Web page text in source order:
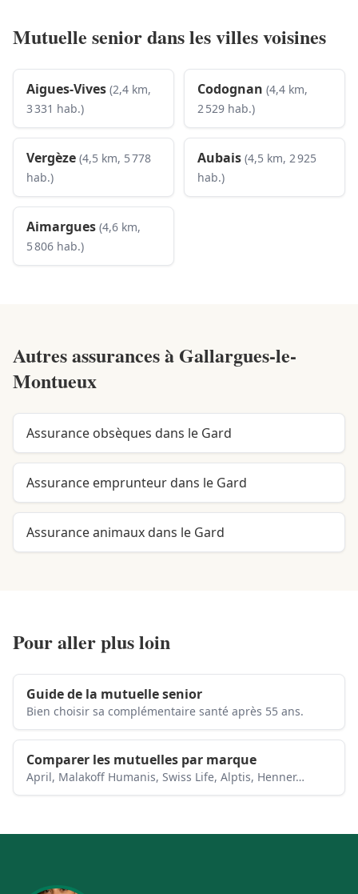
Mutuelle senior dans les villes voisines
Aigues-Vives (2,4 km,
3 331 hab.)
Codognan (4,4 km,
2 529 hab.)
Vergèze (4,5 km, 5 778
hab.)
Aubais (4,5 km, 2 925
hab.)
Aimargues (4,6 km,
5 806 hab.)
Autres assurances à Gallargues-le-
Montueux
Assurance obsèques dans le Gard
Assurance emprunteur dans le Gard
Assurance animaux dans le Gard
Pour aller plus loin
Guide de la mutuelle senior
Bien choisir sa complémentaire santé après 55 ans.
Comparer les mutuelles par marque
April, Malakoff Humanis, Swiss Life, Alptis, Henner…